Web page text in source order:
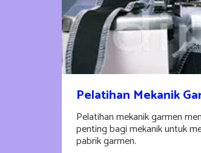
Pelatihan Mekanik
Pelatihan mekanik garmen
penting bagi mekanik untuk
pabrik garmen.